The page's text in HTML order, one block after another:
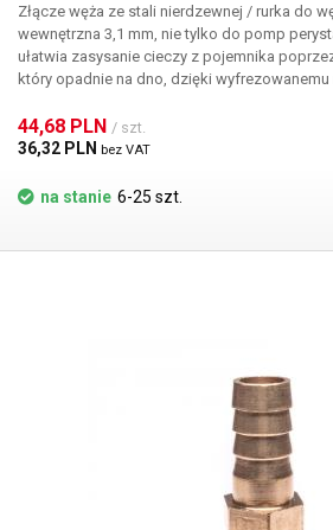
Złącze węża ze stali nierdzewnej / rurka do
wewnętrzna 3,1 mm, nie tylko do pomp
ułatwia zasysanie cieczy z pojemnika
który opadnie na dno, dzięki
prawie całej objętości cieczy z pojemnika.
44,68 PLN / szt.
36,32 PLN bez VAT
na stanie 6-25 szt.